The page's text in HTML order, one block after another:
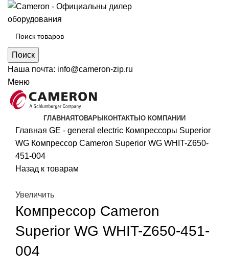
Поиск
Наша почта: info@cameron-zip.ru
Меню
ГЛАВНАЯТОВАРЫ КОНТАКТЫ О КОМПАНИИ
Главная GE - general electric Компрессоры Superior
WG Компрессор Cameron Superior WG WHIT-Z650-
451-004
Назад к товарам
Увеличить
Компрессор Cameron
Superior WG WHIT-Z650-451-
004